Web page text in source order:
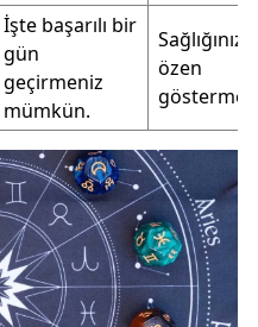
İşte başarılı bir
gün
geçirmeniz
mümkün.
Sağlığınıza
özen